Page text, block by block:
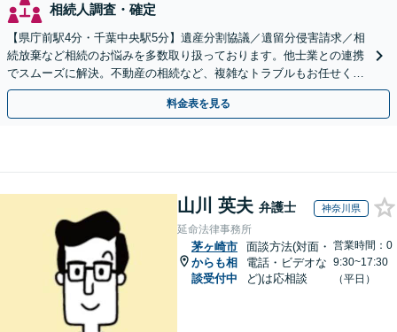
相続人調査・確定
【県庁前駅4分・千葉中央駅5分】遺産分割協議／遺留分侵害請求／相
続放棄など相続のお悩みを多数取り扱っております。他士業との連携
でスムーズに解決。不動産の相続など、複雑なトラブルもお任せくだ
さい。【初回面談相談30分無料】
料金表を見る
山川 英夫 弁護士 神奈川県
延命法律事務所
茅ヶ崎市
からも相
談受付中
面談方法(対面・
電話・ビデオな
ど)は応相談
営業時間：0
9:30~17:30
（平日）